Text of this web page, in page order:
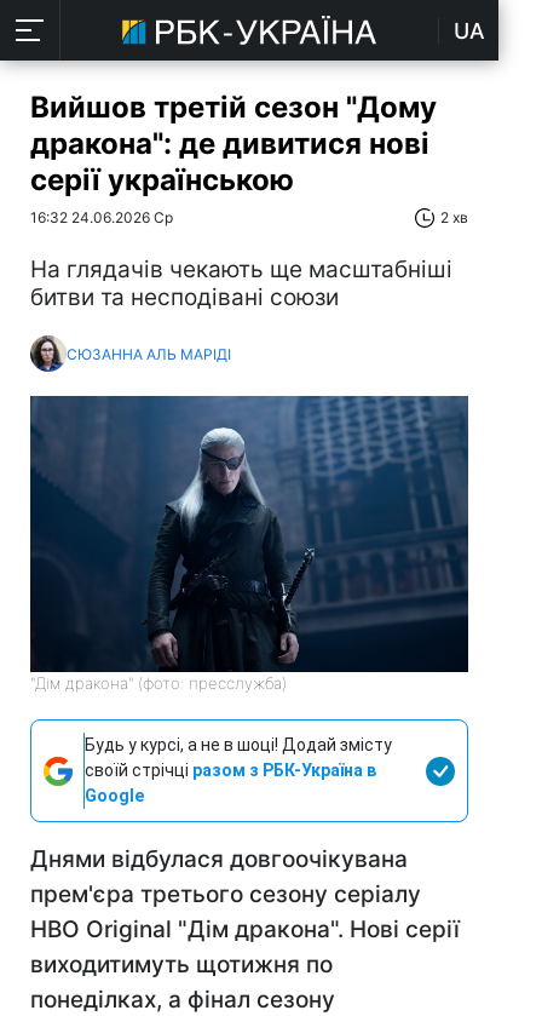
UA
Вийшов третій сезон "Дому
дракона": де дивитися нові
серії українською
16:32 24.06.2026 Ср 2 хв
На глядачів чекають ще масштабніші
битви та несподівані союзи
СЮЗАННА АЛЬ МАРІДІ
"Дім дракона" (фото: пресслужба)
Будь у курсі, а не в шоці! Додай змісту
своїй стрічці разом з РБК-Україна в
Google
Днями відбулася довгоочікувана
прем'єра третього сезону серіалу
HBO Original "Дім дракона". Нові серії
виходитимуть щотижня по
понеділках, а фінал сезону